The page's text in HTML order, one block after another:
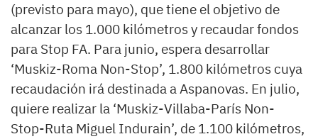
(previsto para mayo), que tiene el objetivo de
alcanzar los 1.000 kilómetros y recaudar fondos
para Stop FA. Para junio, espera desarrollar
‘Muskiz-Roma Non-Stop’, 1.800 kilómetros cuya
recaudación irá destinada a Aspanovas. En julio,
quiere realizar la ‘Muskiz-Villaba-París Non-
Stop-Ruta Miguel Indurain’, de 1.100 kilómetros,